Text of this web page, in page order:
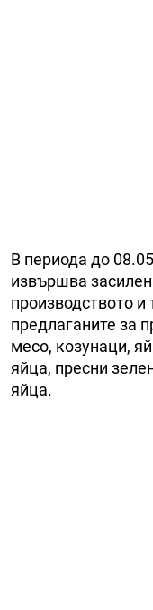
В периода до
извършва
производството
предлаганите за
месо, козунаци,
яйца, пресни
яйца.